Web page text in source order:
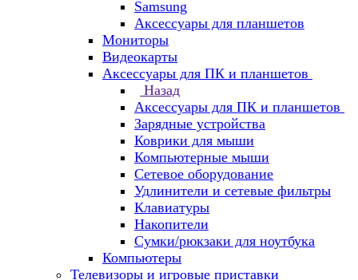
Samsung
Аксессуары для планшетов
Мониторы
Видеокарты
Аксессуары для ПК и планшетов
Назад
Аксессуары для ПК и планшетов
Зарядные устройства
Коврики для мыши
Компьютерные мыши
Сетевое оборудование
Удлинители и сетевые фильтры
Клавиатуры
Накопители
Сумки/рюкзаки для ноутбука
Компьютеры
Телевизоры и игровые приставки